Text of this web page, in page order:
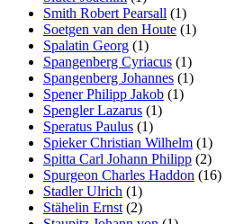
Smith Robert Pearsall (1)
Soetgen van den Houte (1)
Spalatin Georg (1)
Spangenberg Cyriacus (1)
Spangenberg Johannes (1)
Spener Philipp Jakob (1)
Spengler Lazarus (1)
Speratus Paulus (1)
Spieker Christian Wilhelm (1)
Spitta Carl Johann Philipp (2)
Spurgeon Charles Haddon (16)
Stadler Ulrich (1)
Stähelin Ernst (2)